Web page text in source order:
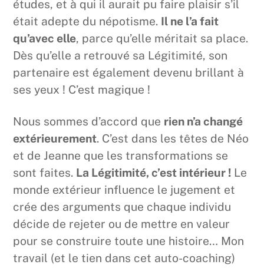
études, et à qui il aurait pu faire plaisir s’il
était adepte du népotisme. Il ne l’a fait
qu’avec elle, parce qu’elle méritait sa place.
Dès qu’elle a retrouvé sa Légitimité, son
partenaire est également devenu brillant à
ses yeux ! C’est magique !
Nous sommes d’accord que rien n’a changé
extérieurement. C’est dans les têtes de Néo
et de Jeanne que les transformations se
sont faites. La Légitimité, c’est intérieur ! Le
monde extérieur influence le jugement et
crée des arguments que chaque individu
décide de rejeter ou de mettre en valeur
pour se construire toute une histoire… Mon
travail (et le tien dans cet auto-coaching)